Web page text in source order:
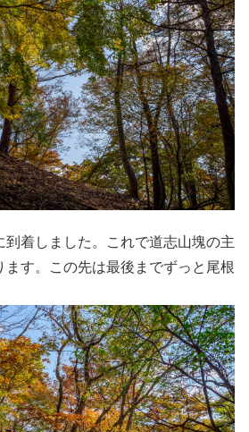
着しました。これで道志山塊の主
ます。この先は最後までずっと尾根